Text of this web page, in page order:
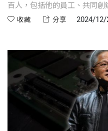
百人，包括他的員工、共同
友。當黃仁勳得知作者要寫他
收藏 分享 2024/12/